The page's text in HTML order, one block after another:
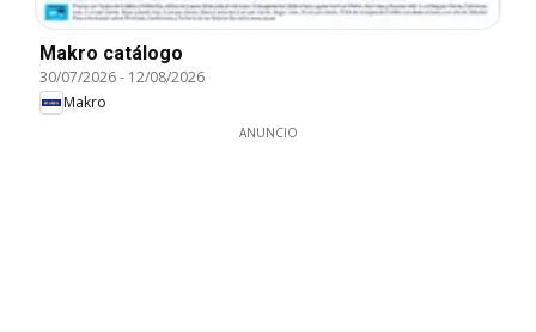
Makro catálogo
30/07/2026- 12/08/2026
Makro
ANUNCIO